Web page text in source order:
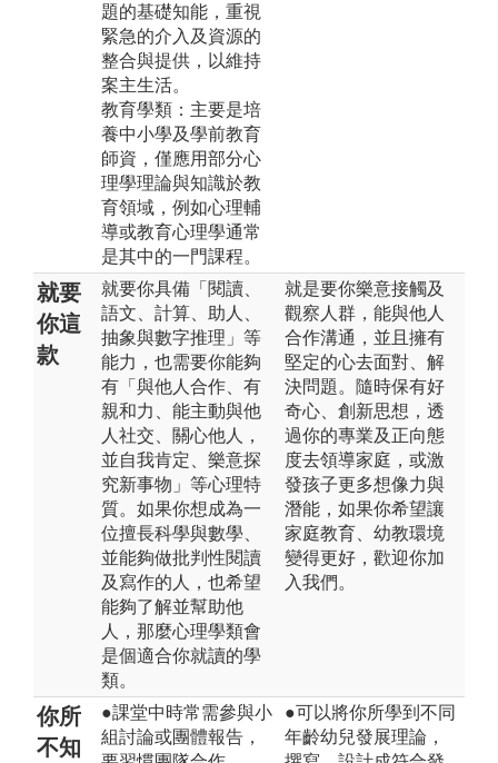
題的基礎知能，重視
緊急的介入及資源的
整合與提供，以維持
案主生活。
教育學類：主要是培
養中小學及學前教育
師資，僅應用部分心
理學理論與知識於教
育領域，例如心理輔
導或教育心理學通常
是其中的一門課程。
就要
你這
款
就要你具備「閱讀、
語文、計算、助人、
抽象與數字推理」等
能力，也需要你能夠
有「與他人合作、有
親和力、能主動與他
人社交、關心他人，
並自我肯定、樂意探
究新事物」等心理特
質。如果你想成為一
位擅長科學與數學、
並能夠做批判性閱讀
及寫作的人，也希望
能夠了解並幫助他
人，那麼心理學類會
是個適合你就讀的學
類。
就是要你樂意接觸及
觀察人群，能與他人
合作溝通，並且擁有
堅定的心去面對、解
決問題。隨時保有好
奇心、創新思想，透
過你的專業及正向態
度去領導家庭，或激
發孩子更多想像力與
潛能，如果你希望讓
家庭教育、幼教環境
變得更好，歡迎你加
入我們。
你所
不知
●課堂中時常需參與小
組討論或團體報告，
●可以將你所學到不同
年齡幼兒發展理論，